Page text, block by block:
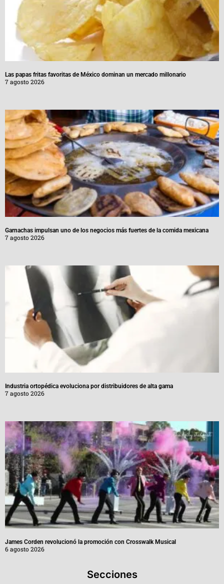
Las papas fritas favoritas de México dominan un mercado millonario
7 agosto 2026
Garnachas impulsan uno de los negocios más fuertes de la comida mexicana
7 agosto 2026
Industria ortopédica evoluciona por distribuidores de alta gama
7 agosto 2026
James Corden revolucionó la promoción con Crosswalk Musical
6 agosto 2026
Secciones